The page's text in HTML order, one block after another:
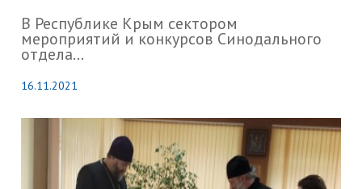
В Республике Крым сектором
мероприятий и конкурсов Синодального
отдела...
16.11.2021